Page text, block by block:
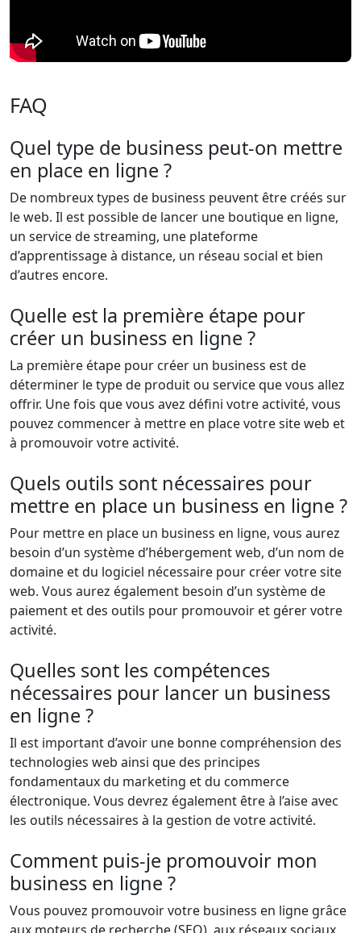
FAQ
Quel type de business peut-on mettre
en place en ligne ?
De nombreux types de business peuvent être créés sur
le web. Il est possible de lancer une boutique en ligne,
un service de streaming, une plateforme
d’apprentissage à distance, un réseau social et bien
d’autres encore.
Quelle est la première étape pour
créer un business en ligne ?
La première étape pour créer un business est de
déterminer le type de produit ou service que vous allez
offrir. Une fois que vous avez défini votre activité, vous
pouvez commencer à mettre en place votre site web et
à promouvoir votre activité.
Quels outils sont nécessaires pour
mettre en place un business en ligne ?
Pour mettre en place un business en ligne, vous aurez
besoin d’un système d’hébergement web, d’un nom de
domaine et du logiciel nécessaire pour créer votre site
web. Vous aurez également besoin d’un système de
paiement et des outils pour promouvoir et gérer votre
activité.
Quelles sont les compétences
nécessaires pour lancer un business
en ligne ?
Il est important d’avoir une bonne compréhension des
technologies web ainsi que des principes
fondamentaux du marketing et du commerce
électronique. Vous devrez également être à l’aise avec
les outils nécessaires à la gestion de votre activité.
Comment puis-je promouvoir mon
business en ligne ?
Vous pouvez promouvoir votre business en ligne grâce